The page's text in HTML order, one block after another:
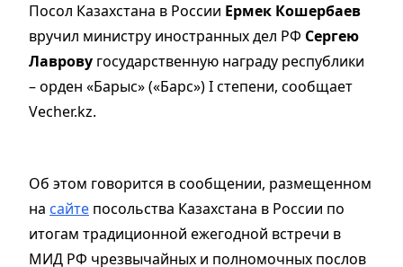
Посол Казахстана в России Ермек Кошербаев
вручил министру иностранных дел РФ Сергею
Лаврову государственную награду республики
– орден «Барыс» («Барс») І степени, сообщает
Vecher.kz.
Об этом говорится в сообщении, размещенном
на сайте посольства Казахстана в России по
итогам традиционной ежегодной встречи в
МИД РФ чрезвычайных и полномочных послов